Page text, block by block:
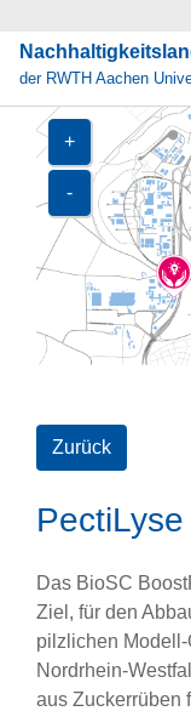
der RWTH Aachen
+
-
Zurück
PectiLyse
Das BioSC
Ziel, für den
pilzlichen
Nordrhein-
aus Zuckerrüben